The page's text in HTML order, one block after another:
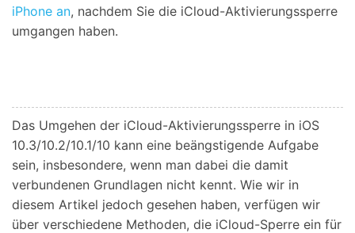
iPhone an, nachdem Sie die iCloud-Aktivierungssperre
umgangen haben.
Das Umgehen der iCloud-Aktivierungssperre in iOS
10.3/10.2/10.1/10 kann eine beängstigende Aufgabe
sein, insbesondere, wenn man dabei die damit
verbundenen Grundlagen nicht kennt. Wie wir in
diesem Artikel jedoch gesehen haben, verfügen wir
über verschiedene Methoden, die iCloud-Sperre ein für